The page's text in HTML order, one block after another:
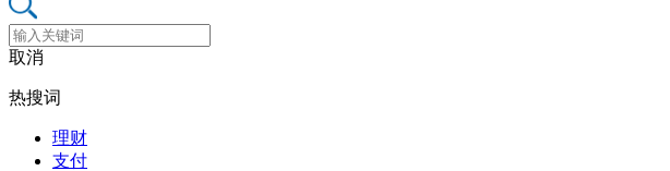
取消
热搜词
理财
支付